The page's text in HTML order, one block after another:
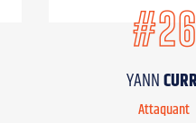
#26
YANN
Attaquant